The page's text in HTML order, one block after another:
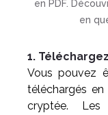
en PDF.
en
1.
Vous pouvez
téléchargés
cryptée. Les